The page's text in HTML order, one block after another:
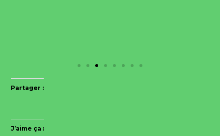
Partager :
J’aime ça :